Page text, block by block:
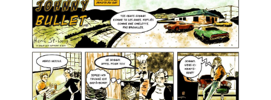
Culture de masse
Magasin
À propos
Publicité
Contacte